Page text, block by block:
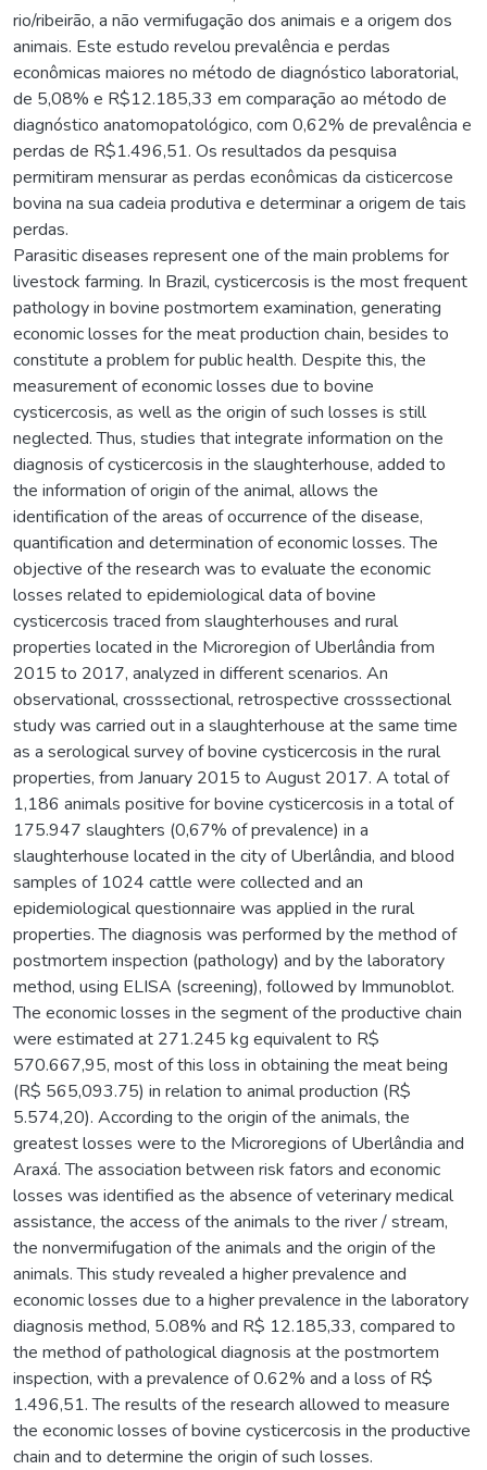
rio/ribeirão, a não vermifugação dos animais e a origem dos
animais. Este estudo revelou prevalência e perdas
econômicas maiores no método de diagnóstico laboratorial,
de 5,08% e R$12.185,33 em comparação ao método de
diagnóstico anatomopatológico, com 0,62% de prevalência e
perdas de R$1.496,51. Os resultados da pesquisa
permitiram mensurar as perdas econômicas da cisticercose
bovina na sua cadeia produtiva e determinar a origem de tais
perdas.
Parasitic diseases represent one of the main problems for
livestock farming. In Brazil, cysticercosis is the most frequent
pathology in bovine postmortem examination, generating
economic losses for the meat production chain, besides to
constitute a problem for public health. Despite this, the
measurement of economic losses due to bovine
cysticercosis, as well as the origin of such losses is still
neglected. Thus, studies that integrate information on the
diagnosis of cysticercosis in the slaughterhouse, added to
the information of origin of the animal, allows the
identification of the areas of occurrence of the disease,
quantification and determination of economic losses. The
objective of the research was to evaluate the economic
losses related to epidemiological data of bovine
cysticercosis traced from slaughterhouses and rural
properties located in the Microregion of Uberlândia from
2015 to 2017, analyzed in different scenarios. An
observational, cross­sectional, retrospective cross­sectional
study was carried out in a slaughterhouse at the same time
as a serological survey of bovine cysticercosis in the rural
properties, from January 2015 to August 2017. A total of
1,186 animals positive for bovine cysticercosis in a total of
175.947 slaughters (0,67% of prevalence) in a
slaughterhouse located in the city of Uberlândia, and blood
samples of 1024 cattle were collected and an
epidemiological questionnaire was applied in the rural
properties. The diagnosis was performed by the method of
post­mortem inspection (pathology) and by the laboratory
method, using ELISA (screening), followed by Immunoblot.
The economic losses in the segment of the productive chain
were estimated at 271.245 kg equivalent to R$
570.667,95, most of this loss in obtaining the meat being
(R$ 565,093.75) in relation to animal production (R$
5.574,20). According to the origin of the animals, the
greatest losses were to the Microregions of Uberlândia and
Araxá. The association between risk fators and economic
losses was identified as the absence of veterinary medical
assistance, the access of the animals to the river / stream,
the non­vermifugation of the animals and the origin of the
animals. This study revealed a higher prevalence and
economic losses due to a higher prevalence in the laboratory
diagnosis method, 5.08% and R$ 12.185,33, compared to
the method of pathological diagnosis at the post­mortem
inspection, with a prevalence of 0.62% and a loss of R$
1.496,51. The results of the research allowed to measure
the economic losses of bovine cysticercosis in the productive
chain and to determine the origin of such losses.